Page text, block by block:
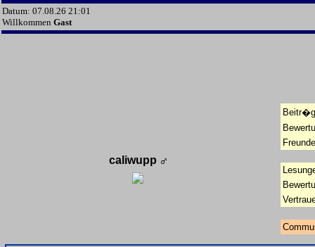
Datum: 07.08.26 21:01
Willkommen Gast
caliwupp